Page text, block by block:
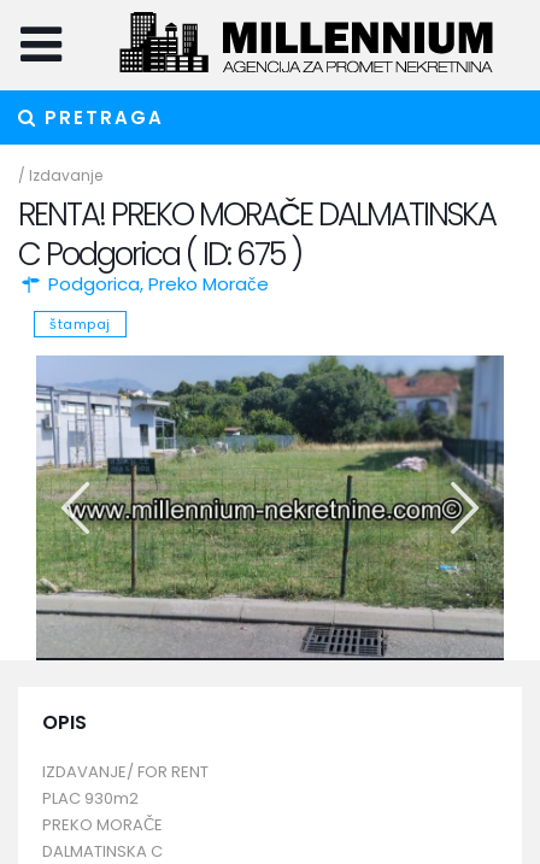
PRETRAGA
/ Izdavanje
RENTA! PREKO MORAČE DALMATINSKA
C Podgorica ( ID: 675 )
Podgorica,Preko Morače
štampaj
OPIS
IZDAVANJE/ FOR RENT
PLAC 930m2
PREKO MORAČE
DALMATINSKA C